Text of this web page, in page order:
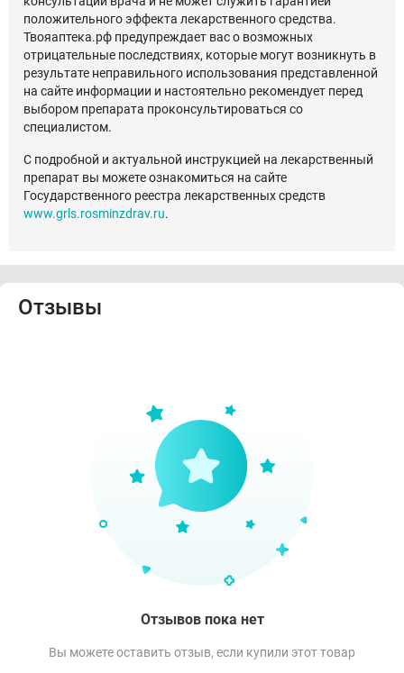
положительного эффекта лекарственного средства.
Твояаптека.рф предупреждает вас о возможных
отрицательные последствиях, которые могут возникнуть в
результате неправильного использования представленной
на сайте информации и настоятельно рекомендует перед
выбором препарата проконсультироваться со
специалистом.
С подробной и актуальной инструкцией на лекарственный
препарат вы можете ознакомиться на сайте
Государственного реестра лекарственных средств
www.grls.rosminzdrav.ru.
Отзывы
Отзывов пока нет
Вы можете оставить отзыв, если купили этот товар